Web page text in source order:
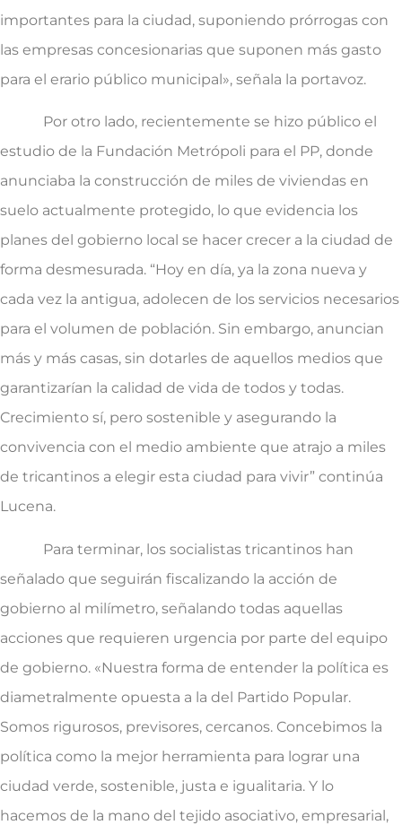
importantes para la ciudad, suponiendo prórrogas con
las empresas concesionarias que suponen más gasto
para el erario público municipal», señala la portavoz.
Por otro lado, recientemente se hizo público el
estudio de la Fundación Metrópoli para el PP, donde
anunciaba la construcción de miles de viviendas en
suelo actualmente protegido, lo que evidencia los
planes del gobierno local se hacer crecer a la ciudad de
forma desmesurada. “Hoy en día, ya la zona nueva y
cada vez la antigua, adolecen de los servicios necesarios
para el volumen de población. Sin embargo, anuncian
más y más casas, sin dotarles de aquellos medios que
garantizarían la calidad de vida de todos y todas.
Crecimiento sí, pero sostenible y asegurando la
convivencia con el medio ambiente que atrajo a miles
de tricantinos a elegir esta ciudad para vivir” continúa
Lucena.
Para terminar, los socialistas tricantinos han
señalado que seguirán fiscalizando la acción de
gobierno al milímetro, señalando todas aquellas
acciones que requieren urgencia por parte del equipo
de gobierno. «Nuestra forma de entender la política es
diametralmente opuesta a la del Partido Popular.
Somos rigurosos, previsores, cercanos. Concebimos la
política como la mejor herramienta para lograr una
ciudad verde, sostenible, justa e igualitaria. Y lo
hacemos de la mano del tejido asociativo, empresarial,